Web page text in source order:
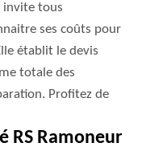
invite tous
ses coûts pour
établit le devis
totale des
Profitez de
RS Ramoneur